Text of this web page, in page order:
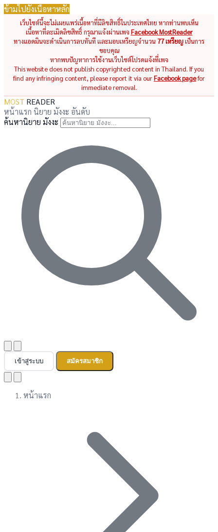
ข้ามไปยังเนื้อหาหลัก
เว็บไซต์นี้จะไม่เผยแพร่เนื้อหาที่มีลิขสิทธิ์ในประเทศไทย หากท่านพบเห็น
เนื้อหาที่ละเมิดลิขสิทธิ์ กรุณาแจ้งผ่านเพจ Facebook MostReader
ทางแอดมินจะดำเนินการลบทันที และมอบเหรียญจำนวน 77 เหรียญเป็นการ
ขอบคุณ
หากพบปัญหาการใช้งานเว็บไซต์โปรดแจ้งที่เพจ
This website does not publish copyrighted content in Thailand. If you
find any infringing content, please report it via ourFacebook pagefor
immediate removal.
MOST READER
หน้าแรก นิยาย มังงะ อันดับ
ค้นหานิยาย มังงะ
เข้าสู่ระบบ สมัครสมาชิก
หน้าแรก